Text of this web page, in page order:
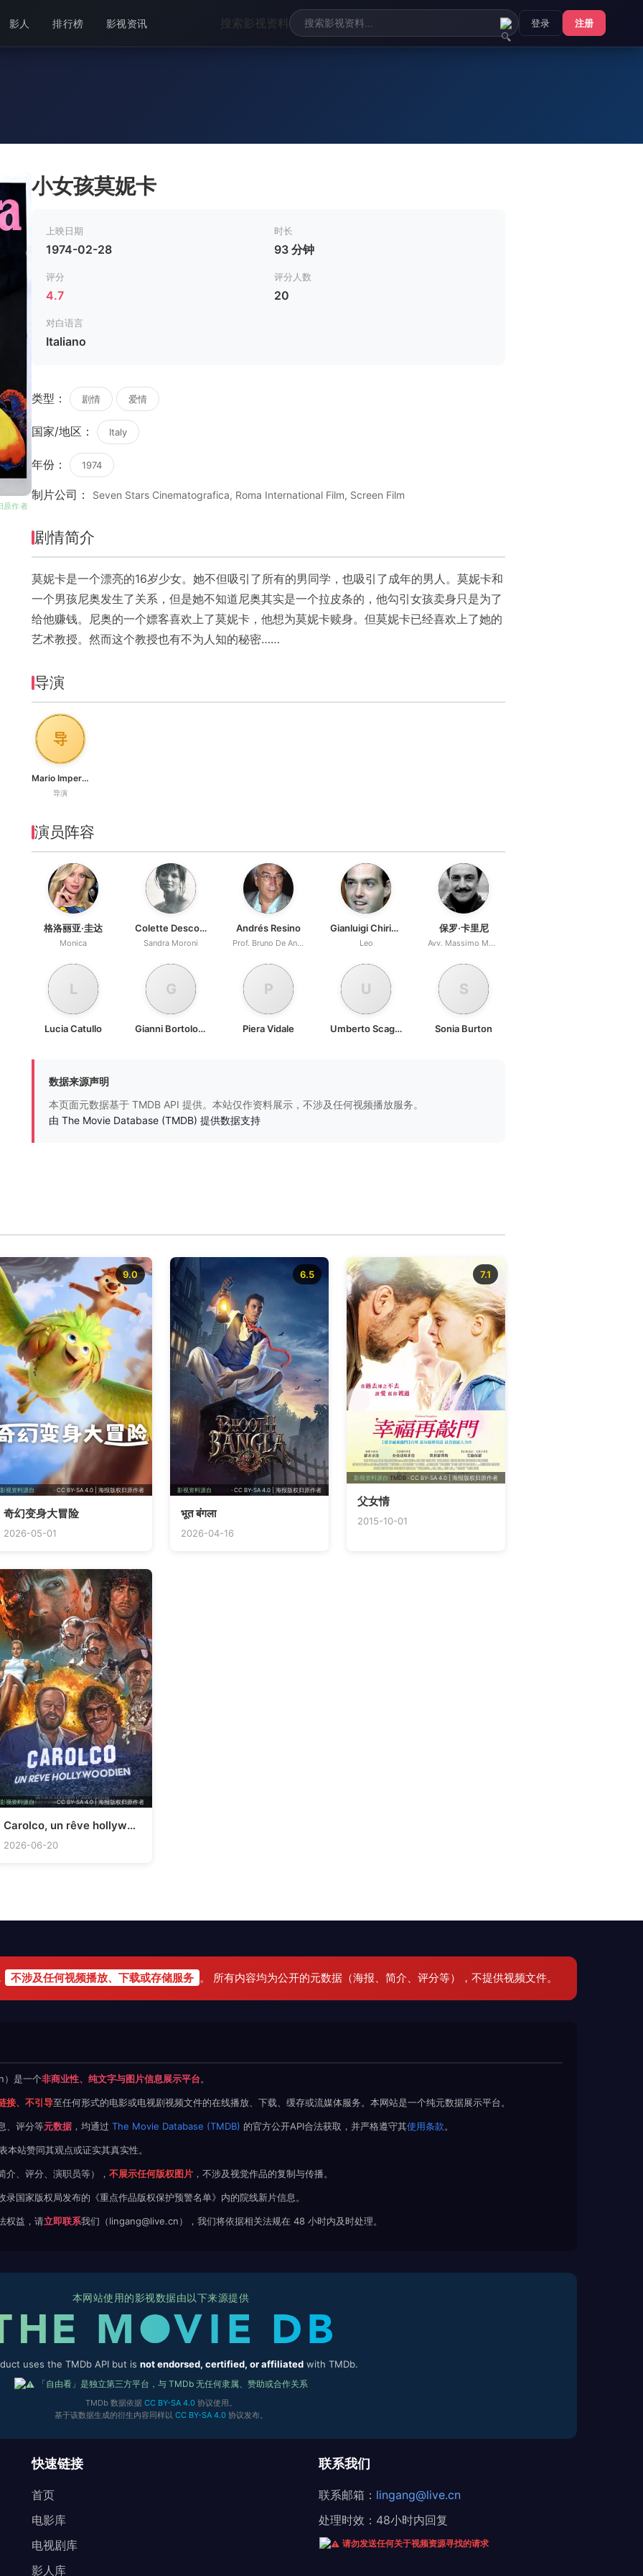
影人 排行榜 影视资讯 搜索影视资料 登录 注册
原作者
小女孩莫妮卡
上映日期
1974-02-28
时长
93 分钟
评分
4.7
评分人数
20
对白语言
Italiano
类型： 剧情 爱情
国家/地区： Italy
年份： 1974
制片公司： Seven Stars Cinematografica, Roma International Film, Screen Film
剧情简介
莫妮卡是一个漂亮的16岁少女。她不但吸引了所有的男同学，也吸引了成年的男人。莫妮卡和
一个男孩尼奥发生了关系，但是她不知道尼奥其实是一个拉皮条的，他勾引女孩卖身只是为了
给他赚钱。尼奥的一个嫖客喜欢上了莫妮卡，他想为莫妮卡赎身。但莫妮卡已经喜欢上了她的
艺术教授。然而这个教授也有不为人知的秘密……
导演
导
Mario Imperoli
导演
演员阵容
格洛丽亚·圭达
Monica
Colette Descombes
Sandra Moroni
Andrés Resino
Prof. Bruno De Angelis
Gianluigi Chirizzi
Leo
保罗·卡里尼
Avv. Massimo Moroni
L
Lucia Catullo
G
Gianni Bortolotti
P
Piera Vidale
U
Umberto Scaglione
S
Sonia Burton
数据来源声明
本页面元数据基于 TMDB API 提供。本站仅作资料展示，不涉及任何视频播放服务。
由 The Movie Database (TMDB) 提供数据支持
影视资料源自TMDB · CC BY-SA 4.0 | 海报版权归原作者
9.0
奇幻变身大冒险
2026-05-01
影视资料源自 TMDB · CC BY-SA 4.0 | 海报版权归原作者
6.5
भूत बंगला
2026-04-16
影视资料源自 TMDB· CC BY-SA 4.0 | 海报版权归原作者
7.1
父女情
2015-10-01
影视资料源自TMDB· CC BY-SA 4.0 | 海报版权归原作者
Carolco, un rêve hollywoodien
2026-06-20
不涉及任何视频播放、下载或存储服务 。 所有内容均为公开的元数据（海报、简介、评分等），不提供视频文件。
是一个非商业性、纯文字与图片信息展示平台。
接、不引导至任何形式的电影或电视剧视频文件的在线播放、下载、缓存或流媒体服务。本网站是一个纯元数据展示平台。
、评分等元数据 ，均通过 The Movie Database (TMDB) 的官方公开API合法获取，并严格遵守其使用条款。
站赞同其观点或证实其真实性。
、评分、演职员等）， 不展示任何版权图片 ，不涉及视觉作品的复制与传播。
国家版权局发布的《重点作品版权保护预警名单》内的院线新片信息。
权益，请立即联系我们（lingang@live.cn），我们将依据相关法规在 48 小时内及时处理。
本网站使用的影视数据由以下来源提供
uses the TMDb API but is not endorsed, certified, or affiliated with TMDb.
「自由看」是独立第三方平台，与 TMDb 无任何隶属、赞助或合作关系
TMDb 数据依据 CC BY-SA 4.0协议使用。
基于该数据生成的衍生内容同样以 CC BY-SA 4.0协议发布。
快速链接
首页
电影库
电视剧库
影人库
联系我们
联系邮箱： lingang@live.cn
处理时效：48小时内回复
请勿发送任何关于视频资源寻找的请求